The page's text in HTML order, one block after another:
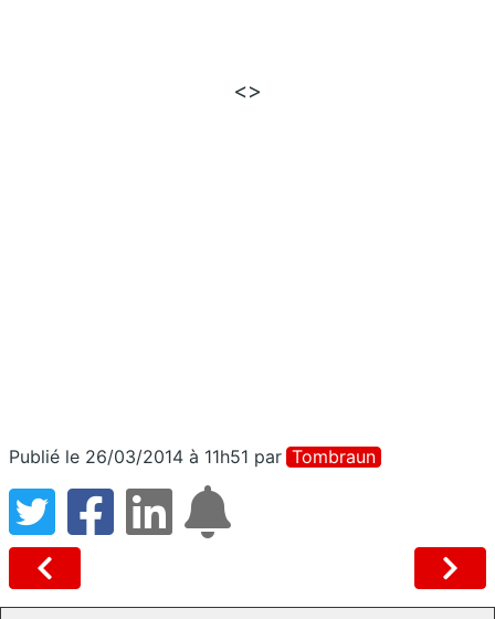
<>
Publié le 26/03/2014 à 11h51 par Tombraun